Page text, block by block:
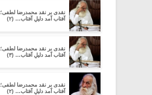
نقدی بر نقد محمدرضا لطفی؛
آفتاب آمد دلیلِ آفتاب… (۲)
نقدی بر نقد محمدرضا لطفی؛
آفتاب آمد دلیلِ آفتاب… (۳)
نقدی بر نقد محمدرضا لطفی؛
آفتاب آمد دلیلِ آفتاب… (۲)